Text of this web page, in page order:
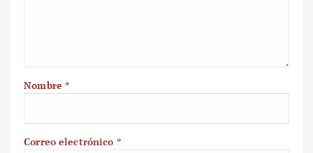
Nombre*
Correo electrónico *